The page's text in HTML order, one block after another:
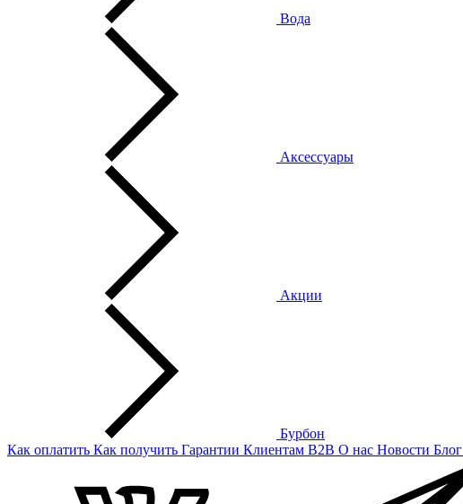
Вода
Аксессуары
Акции
Бурбон
Как оплатить Как получить Гарантии Клиентам B2B О нас Новости Блог